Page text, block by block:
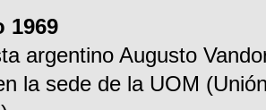
1969
argentino Augusto
la sede de la UOM